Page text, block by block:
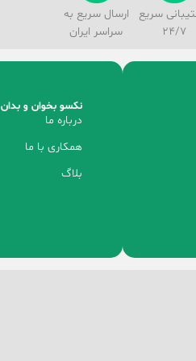
سریع
24/7
ارسال سریع به
سراسر ایران
نکسو بخوان و بدان
درباره ما
همکاری با ما
بلاگ